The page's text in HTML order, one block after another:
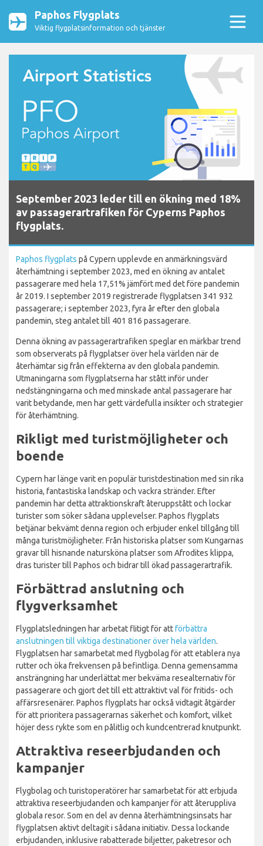
Paphos Flygplats
Viktig flygplatsinformation och tjänster
September 2023 leder till en ökning med 18%
av passagerartrafiken för Cyperns Paphos
flygplats.
Paphos flygplats på Cypern upplevde en anmärkningsvärd
återhämtning i september 2023, med en ökning av antalet
passagerare med hela 17,51% jämfört med det före pandemin
år 2019. I september 2019 registrerade flygplatsen 341 932
passagerare; i september 2023, fyra år efter den globala
pandemin, steg antalet till 401 816 passagerare.
Denna ökning av passagerartrafiken speglar en märkbar trend
som observerats på flygplatser över hela världen när de
återhämtar sig från effekterna av den globala pandemin.
Utmaningarna som flygplatserna har stått inför under
nedstängningarna och med minskade antal passagerare har
varit betydande, men har gett värdefulla insikter och strategier
för återhämtning.
Rikligt med turistmöjligheter och
boende
Cypern har länge varit en populär turistdestination med sin rika
historia, fantastiska landskap och vackra stränder. Efter
pandemin har detta attraktionskraft återuppstått och lockar
turister som söker sådana upplevelser. Paphos flygplats
betjänar bekvämt denna region och erbjuder enkel tillgång till
många turistmöjligheter. Från historiska platser som Kungarnas
gravar till hisnande natursköna platser som Afrodites klippa,
dras turister till Paphos och bidrar till ökad passagerartrafik.
Förbättrad anslutning och
flygverksamhet
Flygplatsledningen har arbetat flitigt för attförbättra
anslutningen till viktiga destinationer över hela världen.
Flygplatsen har samarbetat med flygbolag för att etablera nya
rutter och öka frekvensen på befintliga. Denna gemensamma
ansträngning har underlättat mer bekväma resealternativ för
passagerare och gjort det till ett attraktivt val för fritids- och
affärsresenärer. Paphos flygplats har också vidtagit åtgärder
för att prioritera passagerarnas säkerhet och komfort, vilket
höjer dess rykte som en pålitlig och kundcentrerad knutpunkt.
Attraktiva reseerbjudanden och
kampanjer
Flygbolag och turistoperatörer har samarbetat för att erbjuda
attraktiva reseerbjudanden och kampanjer för att återuppliva
globala resor. Som en del av denna återhämtningsinsats har
flygplatsen aktivt deltagit i sådana initiativ. Dessa lockande
erbjudanden, inklusive rabatterade biljetter, paketresor och